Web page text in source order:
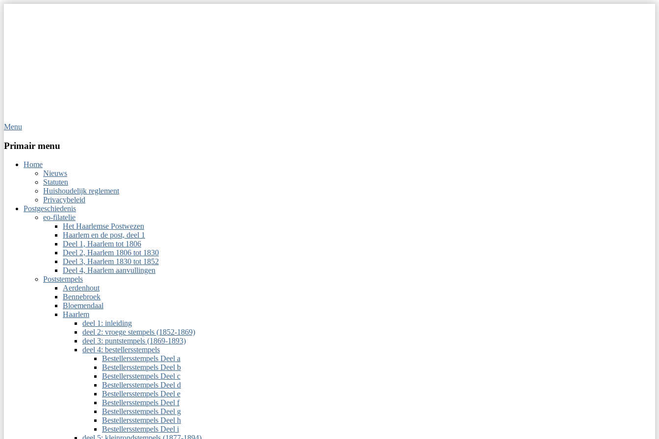
Menu
Primair menu
Home
Nieuws
Statuten
Huishoudelijk reglement
Privacybeleid
Postgeschiedenis
eo-filatelie
Het Haarlemse Postwezen
Haarlem en de post, deel 1
Deel 1, Haarlem tot 1806
Deel 2, Haarlem 1806 tot 1830
Deel 3, Haarlem 1830 tot 1852
Deel 4, Haarlem aanvullingen
Poststempels
Aerdenhout
Bennebroek
Bloemendaal
Haarlem
deel 1: inleiding
deel 2: vroege stempels (1852-1869)
deel 3: puntstempels (1869-1893)
deel 4: bestellersstempels
Bestellersstempels Deel a
Bestellersstempels Deel b
Bestellersstempels Deel c
Bestellersstempels Deel d
Bestellersstempels Deel e
Bestellersstempels Deel f
Bestellersstempels Deel g
Bestellersstempels Deel h
Bestellersstempels Deel i